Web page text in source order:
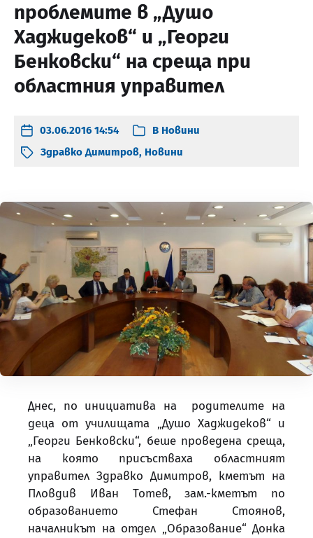
проблемите в „Душо
Хаджидеков“ и „Георги
Бенковски“ на среща при
областния управител
03.06.2016 14:54 В Новини
Здравко Димитров, Новини
Днес, по инициатива на родителите на
деца от училищата „Душо Хаджидеков“ и
„Георги Бенковски“, беше проведена среща,
на която присъстваха областният
управител Здравко Димитров, кметът на
Пловдив Иван Тотев, зам.-кметът по
образованието Стефан Стоянов,
началникът на отдел „Образование“ Донка